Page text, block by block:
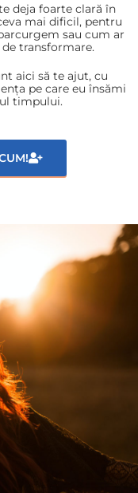
deja foarte clară în
mai dificil, pentru
sau cum ar
transformare.
aici să te ajut, cu
pe care eu însămi
timpului.